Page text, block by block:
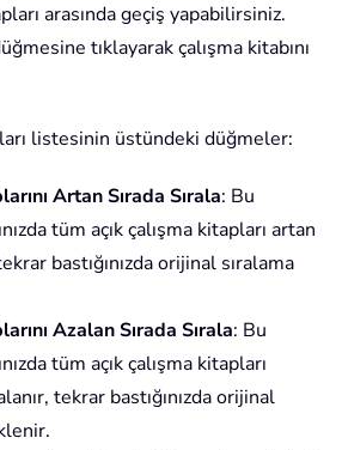
arasında geçiş yapabilirsiniz.
tıklayarak çalışma kitabını
listesinin üstündeki düğmeler:
Artan Sırada Sırala: Bu
tüm açık çalışma kitapları artan
bastığınızda orijinal sıralama
Azalan Sırada Sırala: Bu
tüm açık çalışma kitapları
tekrar bastığınızda orijinal